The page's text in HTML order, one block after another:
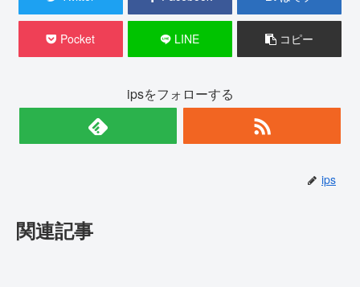
Pocket LINE コピー
ipsをフォローする
ips
関連記事